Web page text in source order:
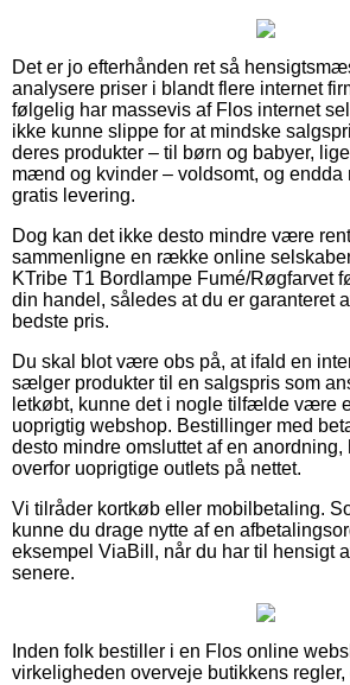
Det er jo efterhånden ret så
analysere priser i blandt flere internet
følgelig har massevis af Flos internet
ikke kunne slippe for at mindske
deres produkter – til børn og babyer,
mænd og kvinder – voldsomt, og endda
gratis levering.
Dog kan det ikke desto mindre være
sammenligne en række online
KTribe T1 Bordlampe Fumé/Røgfarvet
din handel, således at du er garanteret
bedste pris.
Du skal blot være obs på, at ifald en
sælger produkter til en salgspris som
letkøbt, kunne det i nogle tilfælde være
uoprigtig webshop. Bestillinger med
desto mindre omsluttet af en anordning,
overfor uoprigtige outlets på nettet.
Vi tilråder kortkøb eller mobilbetaling.
kunne du drage nytte af en
eksempel ViaBill, når du har til hensigt
senere.
Inden folk bestiller i en Flos online
virkeligheden overveje butikkens